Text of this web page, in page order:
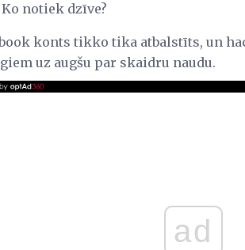
notiek dzīve?
konts tikko tika atbalstīts, un
uz augšu par skaidru naudu.
ad